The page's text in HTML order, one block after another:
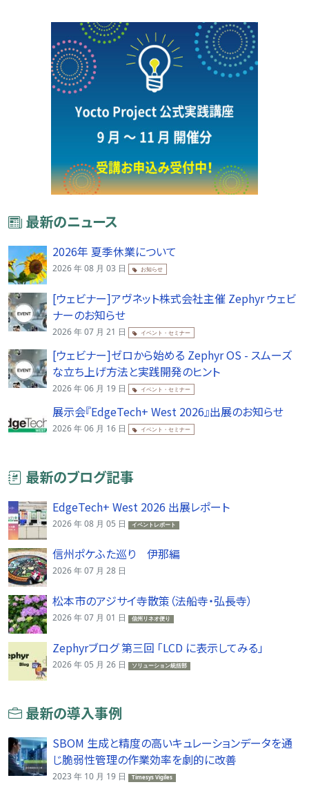
最新のニュース
2026年 夏季休業について
2026 年 08 月 03 日 お知らせ
[ウェビナー]アヴネット株式会社主催 Zephyr ウェビ
ナーのお知らせ
2026 年 07 月 21 日 イベント・セミナー
[ウェビナー]ゼロから始める Zephyr OS - スムーズ
な立ち上げ方法と実践開発のヒント
2026 年 06 月 19 日 イベント・セミナー
展示会『EdgeTech+ West 2026』出展のお知らせ
2026 年 06 月 16 日 イベント・セミナー
最新のブログ記事
EdgeTech+ West 2026 出展レポート
2026 年 08 月 05 日 イベントレポート
信州ポケふた巡り 伊那編
2026 年 07 月 28 日
松本市のアジサイ寺散策（法船寺・弘長寺）
2026 年 07 月 01 日 信州リネオ便り
Zephyrブログ 第三回 「LCD に表示してみる」
2026 年 05 月 26 日 ソリューション統括部
最新の導入事例
SBOM 生成と精度の高いキュレーションデータを通
じ脆弱性管理の作業効率を劇的に改善
2023 年 10 月 19 日 Timesys Vigiles